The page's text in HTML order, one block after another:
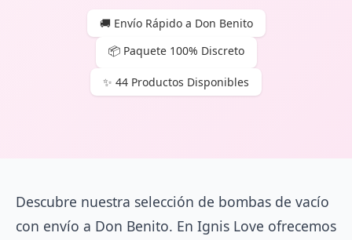
🚚 Envío Rápido a Don Benito
📦 Paquete 100% Discreto
✨ 44 Productos Disponibles
Descubre nuestra selección de bombas de vacío
con envío a Don Benito. En Ignis Love ofrecemos